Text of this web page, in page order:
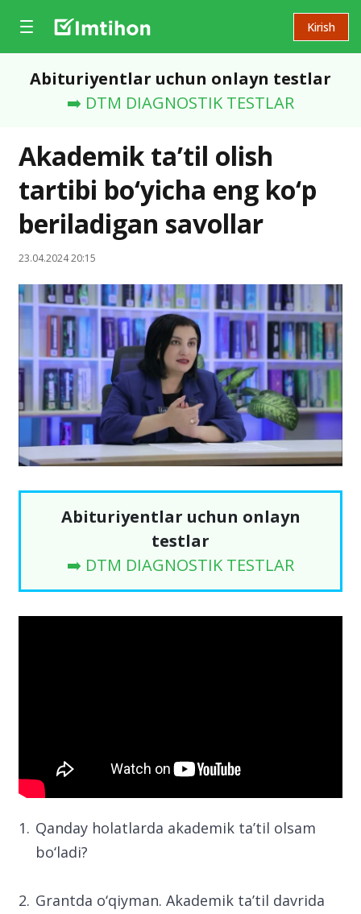
Kirish
Abituriyentlar uchun onlayn testlar
➡️ DTM DIAGNOSTIK TESTLAR
Akademik ta’til olish
tartibi bo‘yicha eng ko‘p
beriladigan savollar
23.04.2024 20:15
Abituriyentlar uchun onlayn
testlar
➡️ DTM DIAGNOSTIK TESTLAR
Qanday holatlarda akademik ta’til olsam
bo‘ladi?
Grantda o‘qiyman. Akademik ta’til davrida